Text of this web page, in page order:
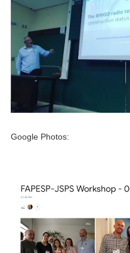
Google Photos: